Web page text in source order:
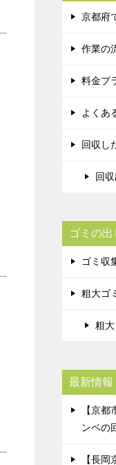
京都府
作業の
料金プ
よくあ
回収し
回
ゴミの出
ゴミ収
粗大ゴ
粗
最新情報
【京
ンベの
【長